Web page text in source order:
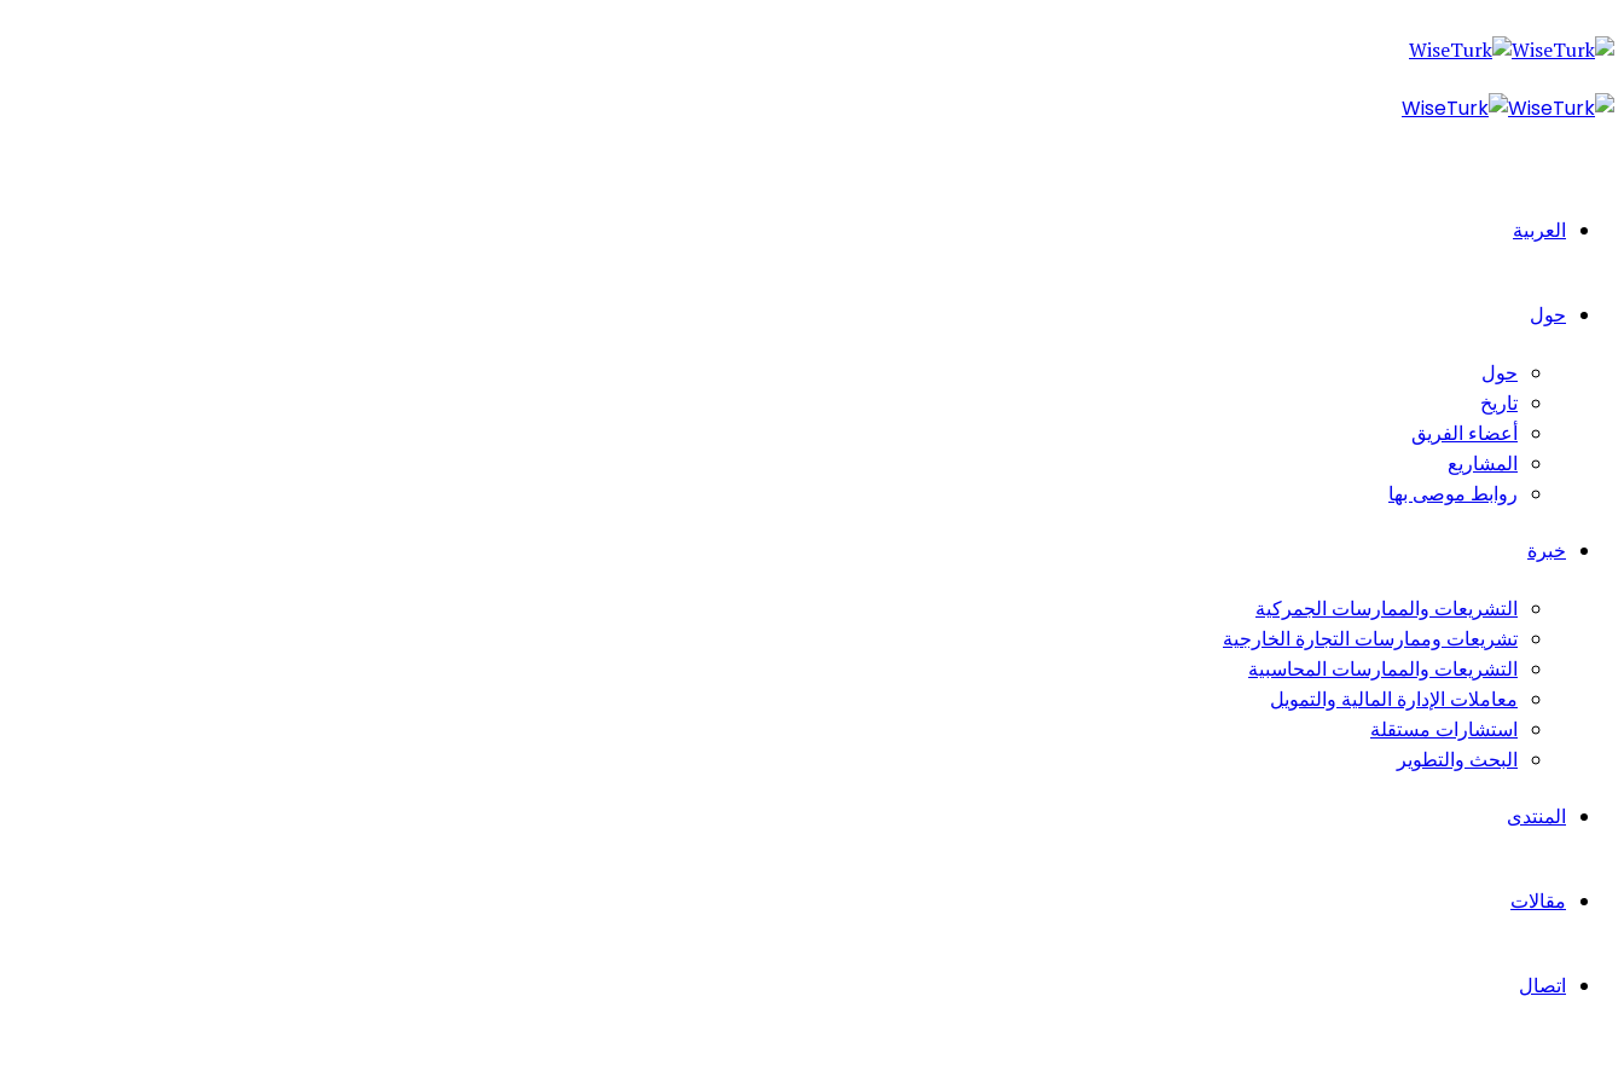
العربية
حول
حول
تاريخ
أعضاء الفريق
المشاريع
روابط موصى بها
خبرة
التشريعات والممارسات الجمركية
تشريعات وممارسات التجارة الخارجية
التشريعات والممارسات المحاسبية
معاملات الإدارة المالية والتمويل
استشارات مستقلة
البحث والتطوير
المنتدى
مقالات
اتصال